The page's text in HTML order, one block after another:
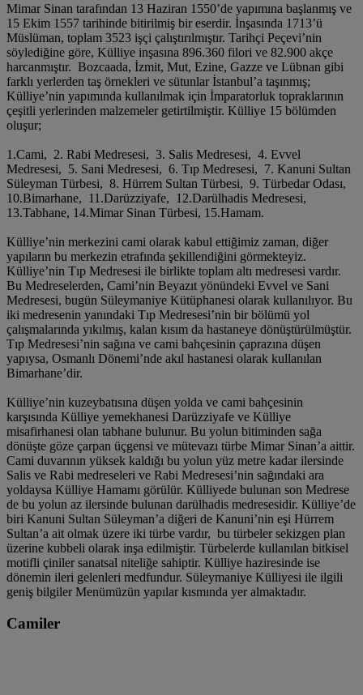
Mimar Sinan tarafından 13 Haziran 1550’de yapımına başlanmış ve
15 Ekim 1557 tarihinde bitirilmiş bir eserdir. İnşasında 1713’ü
Müslüman, toplam 3523 işçi çalıştırılmıştır. Tarihçi Peçevi’nin
söylediğine göre, Külliye inşasına 896.360 filori ve 82.900 akçe
harcanmıştır. Bozcaada, İzmit, Mut, Ezine, Gazze ve Lübnan gibi
farklı yerlerden taş örnekleri ve sütunlar İstanbul’a taşınmış;
Külliye’nin yapımında kullanılmak için İmparatorluk topraklarının
çeşitli yerlerinden malzemeler getirtilmiştir. Külliye 15 bölümden
oluşur;
1.Cami, 2. Rabi Medresesi, 3. Salis Medresesi, 4. Evvel
Medresesi, 5. Sani Medresesi, 6. Tıp Medresesi, 7. Kanuni Sultan
Süleyman Türbesi, 8. Hürrem Sultan Türbesi, 9. Türbedar Odası,
10.Bimarhane, 11.Darüzziyafe, 12.Darülhadis Medresesi,
13.Tabhane, 14.Mimar Sinan Türbesi, 15.Hamam.
Külliye’nin merkezini cami olarak kabul ettiğimiz zaman, diğer
yapıların bu merkezin etrafında şekillendiğini görmekteyiz.
Külliye’nin Tıp Medresesi ile birlikte toplam altı medresesi vardır.
Bu Medreselerden, Cami’nin Beyazıt yönündeki Evvel ve Sani
Medresesi, bugün Süleymaniye Kütüphanesi olarak kullanılıyor. Bu
iki medresenin yanındaki Tıp Medresesi’nin bir bölümü yol
çalışmalarında yıkılmış, kalan kısım da hastaneye dönüştürülmüştür.
Tıp Medresesi’nin sağına ve cami bahçesinin çaprazına düşen
yapıysa, Osmanlı Dönemi’nde akıl hastanesi olarak kullanılan
Bimarhane’dir.
Külliye’nin kuzeybatısına düşen yolda ve cami bahçesinin
karşısında Külliye yemekhanesi Darüzziyafe ve Külliye
misafirhanesi olan tabhane bulunur. Bu yolun bitiminden sağa
dönüşte göze çarpan üçgensi ve mütevazı türbe Mimar Sinan’a aittir.
Cami duvarının yüksek kaldığı bu yolun yüz metre kadar ilersinde
Salis ve Rabi medreseleri ve Rabi Medresesi’nin sağındaki ara
yoldaysa Külliye Hamamı görülür. Külliyede bulunan son Medrese
de bu yolun az ilersinde bulunan darülhadis medresesidir. Külliye’de
biri Kanuni Sultan Süleyman’a diğeri de Kanuni’nin eşi Hürrem
Sultan’a ait olmak üzere iki türbe vardır, bu türbeler sekizgen plan
üzerine kubbeli olarak inşa edilmiştir. Türbelerde kullanılan bitkisel
motifli çiniler sanatsal niteliğe sahiptir. Külliye haziresinde ise
dönemin ileri gelenleri medfundur. Süleymaniye Külliyesi ile ilgili
geniş bilgiler Menümüzün yapılar kısmında yer almaktadır.
Camiler